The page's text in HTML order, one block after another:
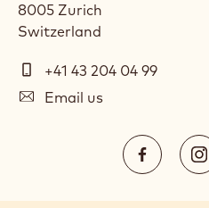
8005 Zurich
Switzerland
Telephone
(Phone)
+41 43 204 04 99
E-
Email us
https://